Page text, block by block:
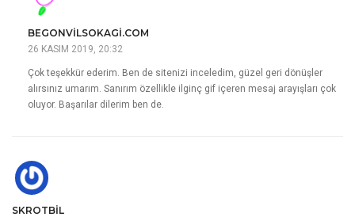
BEGONVILSOKAGI.COM
26 KASIM 2019, 20:32
Çok teşekkür ederim. Ben de sitenizi inceledim, güzel geri dönüşler
alırsınız umarım. Sanırım özellikle ilginç gif içeren mesaj arayışları çok
oluyor. Başarılar dilerim ben de.
SKROTBIL